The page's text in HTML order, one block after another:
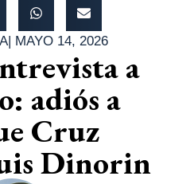
| MAYO 14, 2026
a
adiós a
Cruz
Dinorin